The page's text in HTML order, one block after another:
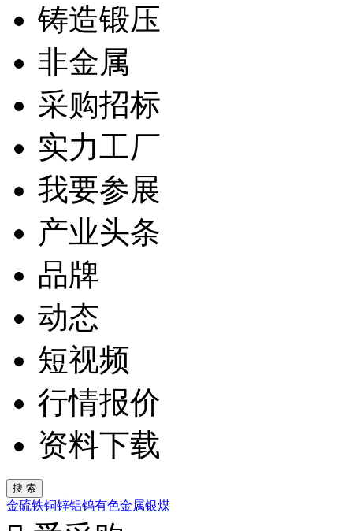
铸造锻压
非金属
采购招标
实力工厂
我要参展
产业头条
品牌
动态
短视频
行情报价
资料下载
金硫铁铜锌铝钨有色金属银煤